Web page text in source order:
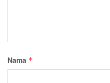
Nama *